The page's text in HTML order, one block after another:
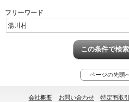
フリーワード
ページの先頭
会社概要 お問い合わせ 特定商取